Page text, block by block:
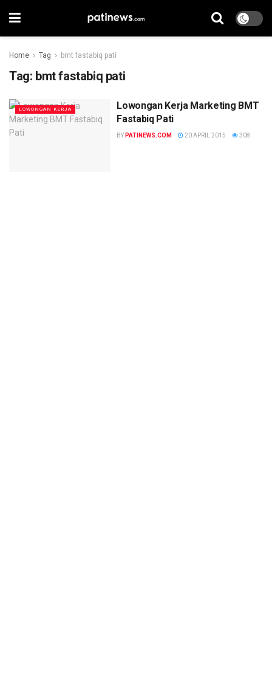
Home Tag bmt fastabiq pati
Tag: bmt fastabiq pati
LOWONGAN KERJA
Lowongan Kerja Marketing BMT
Fastabiq Pati
BY PATINEWS.COM 20 APRIL 2015 308